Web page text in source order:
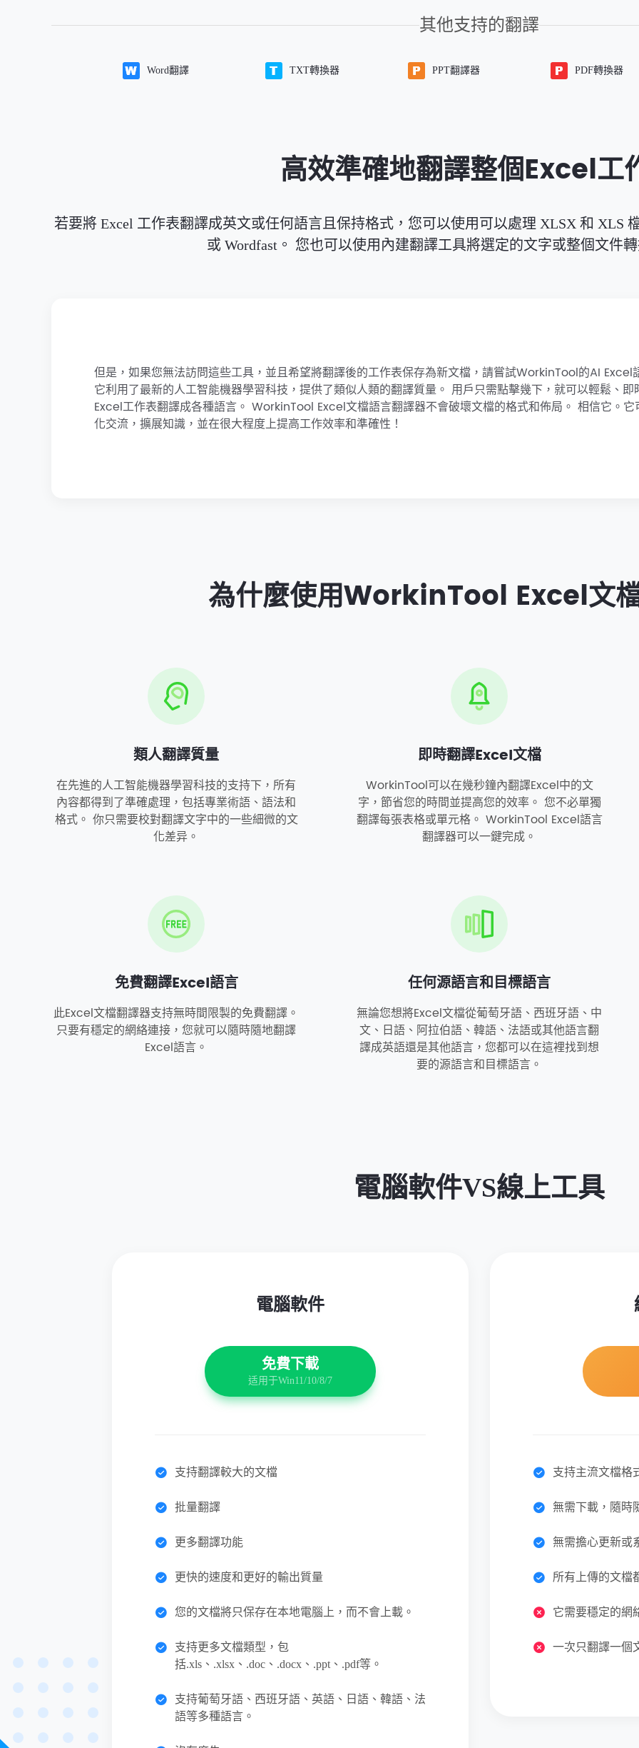
其他支持的翻譯
Word翻譯 TXT轉換器 PPT翻譯器 PDF轉換器
高效準確地翻譯整個Excel工
若要將 Excel 工作表翻譯成英文或任何語言且保持格式，您可以使用可以處理 XLSX 和 XLS
或 Wordfast。 您也可以使用內建翻譯工具將選定的文字或整個文件
但是，如果您無法訪問這些工具，並且希望將翻譯後的工作表保存為新文檔，請嘗試WorkinTool的AI Excel
它利用了最新的人工智能機器學習科技，提供了類似人類的翻譯質量。 用戶只需點擊幾下，就可以輕鬆、即
Excel工作表翻譯成各種語言。 WorkinTool Excel文檔語言翻譯器不會破壞文檔的格式和佈局。 相信它。它
化交流，擴展知識，並在很大程度上提高工作效率和準確性！
為什麼使用WorkinTool Excel文
類人翻譯質量
在先進的人工智能機器學習科技的支持下，所有
內容都得到了準確處理，包括專業術語、語法和
格式。 你只需要校對翻譯文字中的一些細微的文
化差异。
即時翻譯Excel文檔
WorkinTool可以在幾秒鐘內翻譯Excel中的文
字，節省您的時間並提高您的效率。 您不必單獨
翻譯每張表格或單元格。 WorkinTool Excel語言
翻譯器可以一鍵完成。
免費翻譯Excel語言
此Excel文檔翻譯器支持無時間限製的免費翻譯。
只要有穩定的網絡連接，您就可以隨時隨地翻譯
Excel語言。
任何源語言和目標語言
無論您想將Excel文檔從葡萄牙語、西班牙語、中
文、日語、阿拉伯語、韓語、法語或其他語言翻
譯成英語還是其他語言，您都可以在這裡找到想
要的源語言和目標語言。
電腦軟件VS線上工具
電腦軟件
免費下載
适用于Win11/10/8/7
支持翻譯較大的文檔
批量翻譯
更多翻譯功能
更快的速度和更好的輸出質量
您的文檔將只保存在本地電腦上，而不會上載。
支持更多文檔類型，包
括.xls、.xlsx、.doc、.docx、.ppt、.pdf等。
支持葡萄牙語、西班牙語、英語、日語、韓語、法
語等多種語言。
支持主流文檔格
無需下載，隨時
無需擔心更新或
所有上傳的文檔
它需要穩定的網
一次只翻譯一個